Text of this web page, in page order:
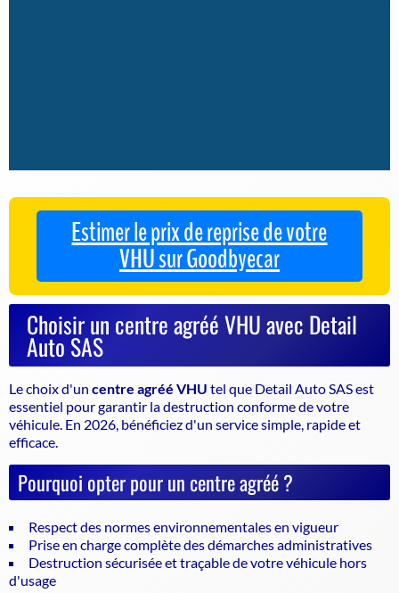
Estimer le prix de reprise de votre
VHU sur Goodbyecar
Choisir un centre agréé VHU avec Detail
Auto SAS
Le choix d'un centre agréé VHU tel que Detail Auto SAS est
essentiel pour garantir ladestruction conforme de votre
véhicule . En 2026, bénéficiez d'un service simple, rapide et
efficace.
Pourquoi opter pour un centre agréé ?
Respect des normes environnementales en vigueur
Prise en charge complète des démarches administratives
Destruction sécurisée et traçable de votre véhicule hors
d'usage